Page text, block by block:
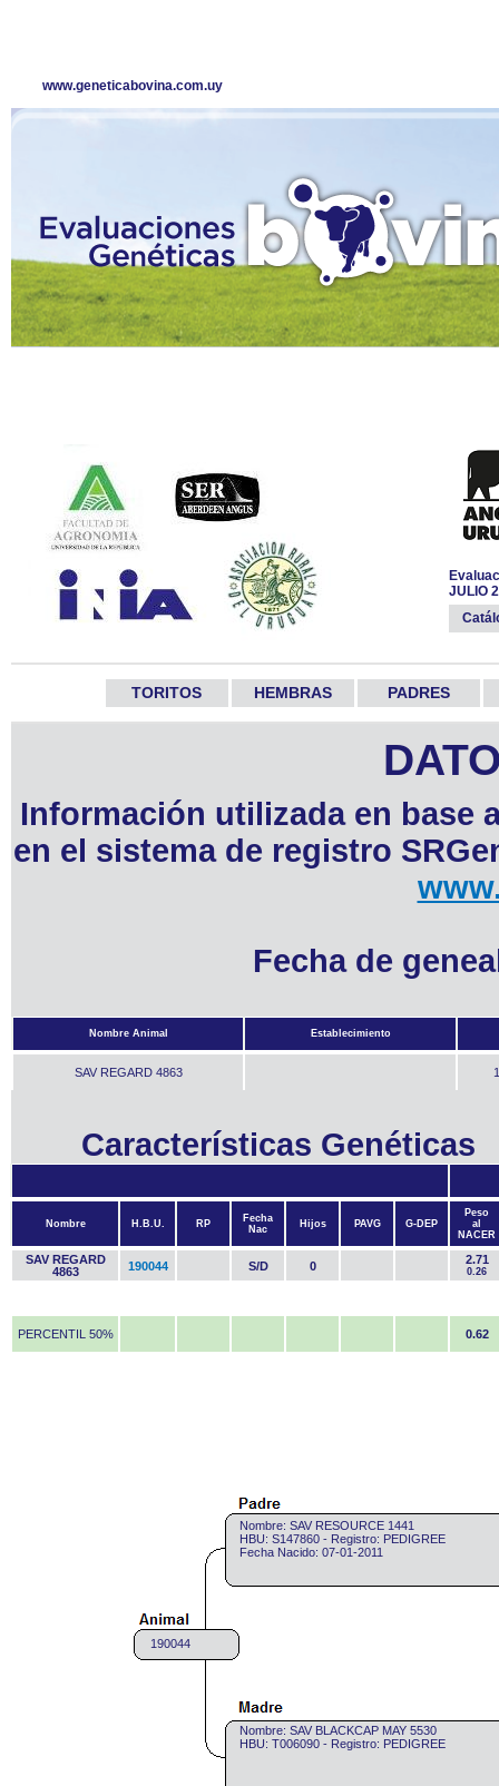
www.geneticabovina.com.uy
JULIO
TORITOS HEMBRAS PADRES
Información utilizada en base
en el sistema de registro
Fecha de
Nombre Animal Establecimiento
SAV REGARD 4863
Características Genéticas
Nombre H.B.U. RP
Fecha
Nac
Hijos PAVG G-DEP
Peso
al
NACER
SAV REGARD
4863
190044 S/D 0 2.71
0.26
PERCENTIL 50% 0.62
190044
Nombre: SAV RESOURCE 1441
HBU: S147860 - Registro: PEDIGREE
Fecha Nacido: 07-01-2011
Nombre: SAV BLACKCAP MAY 5530
HBU: T006090 - Registro: PEDIGREE